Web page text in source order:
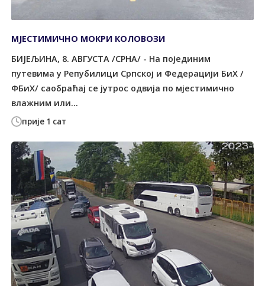
прије 1 сат
МЈЕСТИМИЧНО МОКРИ КОЛОВОЗИ
БИЈЕЉИНА, 8. АВГУСТА /СРНА/ - На појединим
путевима у Репубилици Српској и Федерацији БиХ /
ФБиХ/ саобраћај се јутрос одвија по мјестимично
влажним или...